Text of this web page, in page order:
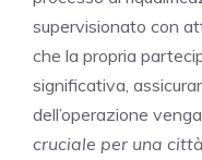
supervisionato con
che la propria
significativa,
dell’operazione
cruciale per una